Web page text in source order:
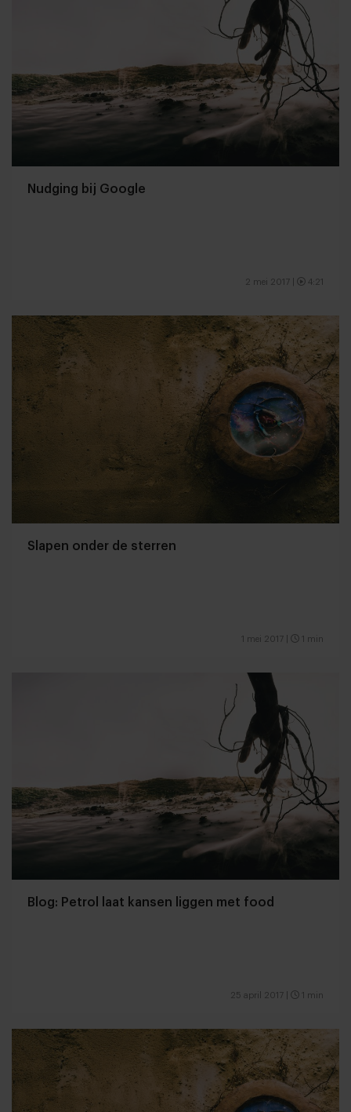
Nudging bij Google
2 mei 2017 4:21
Slapen onder de sterren
1 mei 2017 1 min
Blog: Petrol laat kansen liggen met food
25 april 2017 1 min